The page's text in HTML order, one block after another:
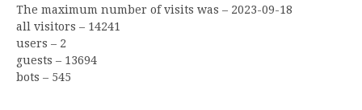
The maximum number of visits was – 2023-09-18
all visitors – 14241
users – 2
guests – 13694
bots – 545